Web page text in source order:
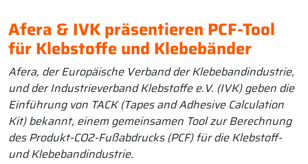
Afera & IVK präsentieren PCF-Tool
für Klebstoffe und Klebebänder
Afera, der Europäische Verband der Klebebandindustrie,
und der Industrieverband Klebstoffe e.V. (IVK) geben die
Einführung von TACK (Tapes and Adhesive Calculation
Kit) bekannt, einem gemeinsamen Tool zur Berechnung
des Produkt-CO2-Fußabdrucks (PCF) für die Klebstoff-
und Klebebandindustrie.